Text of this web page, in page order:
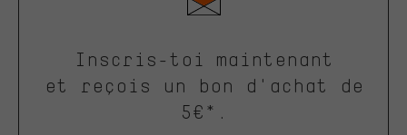
Inscris-toi maintenant
et reçois un bon d'achat de
5€*.